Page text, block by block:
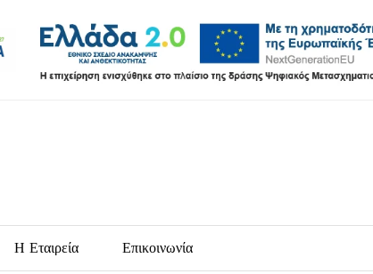
Η Εταιρεία Επικοινωνία